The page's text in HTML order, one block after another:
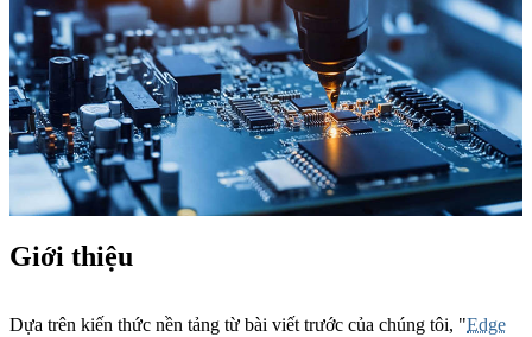
Giới thiệu
Dựa trên kiến ​​thức nền tảng từ bài viết trước của chúng tôi, "Edge